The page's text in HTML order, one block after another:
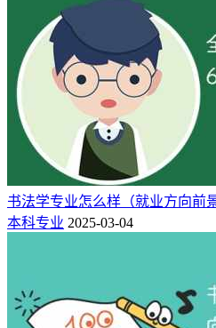
互联网/电子商务
12%
金融/投资/证券
11%
建筑/建材/工程
制药/生物工程
书法学专业怎么样（就业方向前
本科专业 2025-03-04